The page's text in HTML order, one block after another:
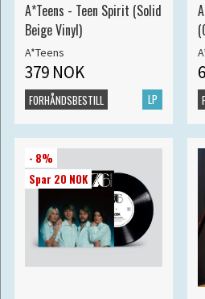
A*Teens - Teen Spirit (Solid
Beige Vinyl)
A*Teens
379 NOK
LP
FORHÅNDSBESTILL
- 8%
Spar 20 NOK